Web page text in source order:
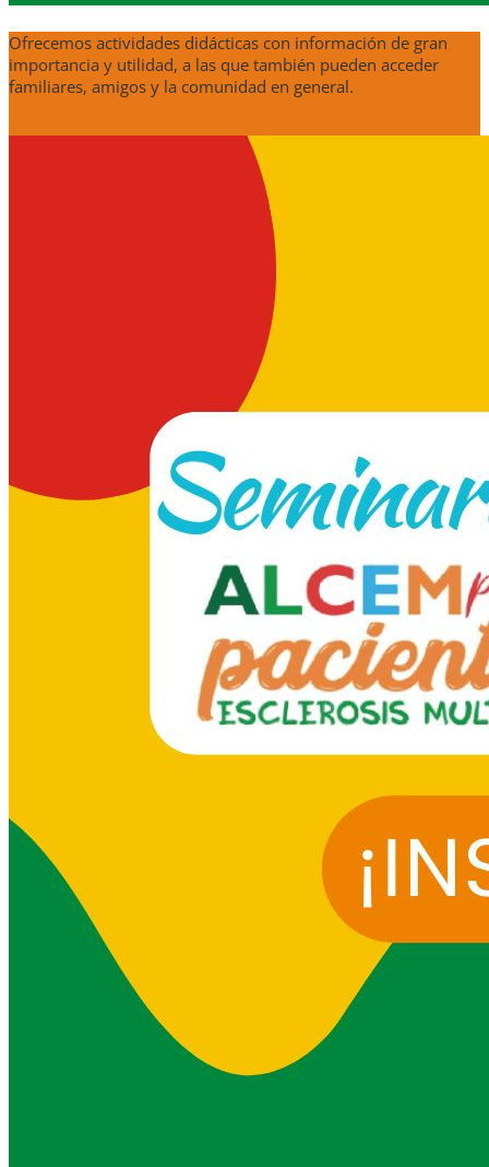
Ofrecemos actividades didácticas con información de gran
importancia y utilidad, a las que también pueden acceder
familiares, amigos y la comunidad en general.